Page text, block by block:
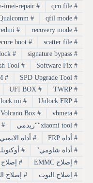
#
qcn file
#
qcn.redmi-a5-serenity-imei-repair
#
qfil mode
#
Qualcomm
#
recovery mode
#
redmi
#
scatter file
#
secure boot
#
signature bypass
#
SIM Unlock
#
Software Fix
#
SP Flash Tool
#
SPD Upgrade Tool
#
stock ROM
#
TWRP
#
UFI BOX
#
Unlock FRP
#
unlock mi
#
vbmeta
#
Volcano Box
#xiaomi tool""ريدمي #
z3x
#أداة FRP #أداة الايميي
#أداة شاومي" #
#إصلاح EMMC #إصلاح
#إصلاح البوت #إصلاح